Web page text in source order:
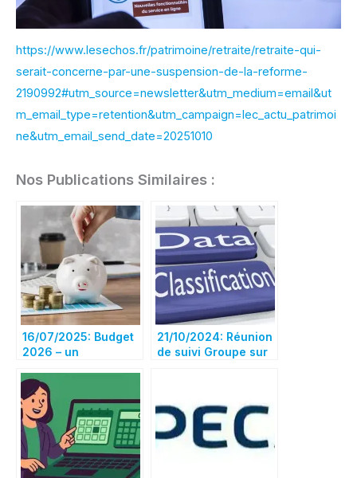
https://www.lesechos.fr/patrimoine/retraite/retraite-qui-
serait-concerne-par-une-suspension-de-la-reforme-
2190992#utm_source=newsletter&utm_medium=email&ut
m_email_type=retention&utm_campaign=lec_actu_patrimoi
ne&utm_email_send_date=20251010
Nos Publications Similaires :
16/07/2025: Budget
2026 – un
enfermé dans le
courtermisme et la
caricature
21/10/2024: Réunion
de suivi Groupe sur
emplois